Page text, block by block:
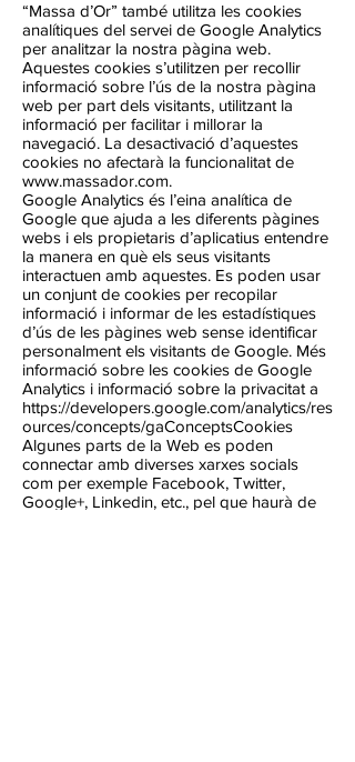
“Massa d’Or” també utilitza les cookies
analítiques del servei de Google Analytics
per analitzar la nostra pàgina web.
Aquestes cookies s’utilitzen per recollir
informació sobre l’ús de la nostra pàgina
web per part dels visitants, utilitzant la
informació per facilitar i millorar la
navegació. La desactivació d’aquestes
cookies no afectarà la funcionalitat de
www.massador.com.
Google Analytics és l’eina analítica de
Google que ajuda a les diferents pàgines
webs i els propietaris d’aplicatius entendre
la manera en què els seus visitants
interactuen amb aquestes. Es poden usar
un conjunt de cookies per recopilar
informació i informar de les estadístiques
d’ús de les pàgines web sense identificar
personalment els visitants de Google. Més
informació sobre les cookies de Google
Analytics i informació sobre la privacitat a
https://developers.google.com/analytics/res
ources/concepts/gaConceptsCookies
Algunes parts de la Web es poden
connectar amb diverses xarxes socials
com per exemple Facebook, Twitter,
Google+, Linkedin, etc., pel que haurà de